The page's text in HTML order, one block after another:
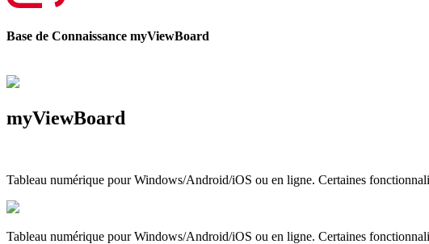
Base de Connaissance myViewBoard
myViewBoard
Tableau numérique pour Windows/Android/iOS ou en ligne. Certaines
Tableau numérique pour Windows/Android/iOS ou en ligne. Certaines